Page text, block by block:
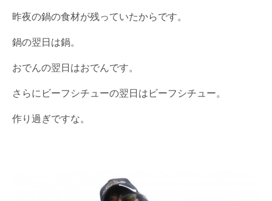
昨夜の鍋の食材が残っていたからです。
鍋の翌日は鍋。
おでんの翌日はおでんです。
さらにビーフシチューの翌日はビーフシチュー。
作り過ぎですな。